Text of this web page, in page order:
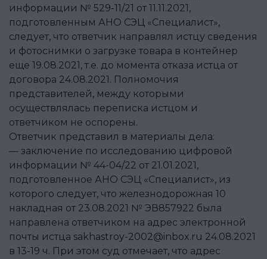
информации № 529-11/21 от 11.11.2021,
подготовленным АНО СЭЦ «Специалист»,
следует, что ответчик направлял истцу сведения
и фотоснимки о загрузке товара в контейнер
еще 19.08.2021, т.е. до момента отказа истца от
договора 24.08.2021. Полномочия
представителей, между которыми
осуществлялась переписка истцом и
ответчиком не оспорены.
Ответчик представил в материалы дела:
— заключение по исследованию цифровой
информации № 44-04/22 от 21.01.2021,
подготовленное АНО СЭЦ «Специалист», из
которого следует, что железнодорожная 10
накладная от 23.08.2021 № ЭВ857922 была
направлена ответчиком на адрес электронной
почты истца sakhastroy-2002@inbox.ru 24.08.2021
в 13-19 ч. При этом суд отмечает, что адрес